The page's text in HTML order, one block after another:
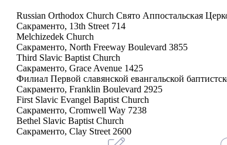
Russian Orthodox Church Свято Аппостальская
Сакраменто, 13th Street 714
Melchizedek Church
Сакраменто, North Freeway Boulevard 3855
Third Slavic Baptist Church
Сакраменто, Grace Avenue 1425
Филиал Первой славянской евангальской
Сакраменто, Franklin Boulevard 2925
First Slavic Evangel Baptist Church
Сакраменто, Cromwell Way 7238
Bethel Slavic Baptist Church
Сакраменто, Clay Street 2600